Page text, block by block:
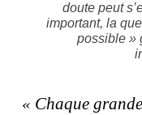
doute peut
important, la
possible »
« Chaque